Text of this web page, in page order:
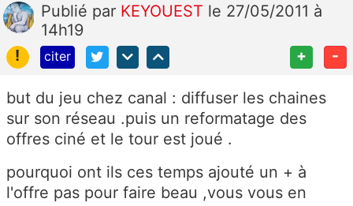
Publié par KEYOUEST le 27/05/2011 à
14h19
!
citer + -
but du jeu chez canal : diffuser les chaines
sur son réseau .puis un reformatage des
offres ciné et le tour est joué .
pourquoi ont ils ces temps ajouté un + à
l'offre pas pour faire beau ,vous vous en